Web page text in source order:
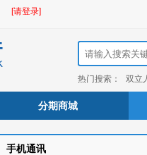
[请登录]
热门搜索： 双立
分期商城
手机通讯